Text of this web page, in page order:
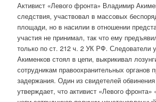
Активист «Левого фронта» Владимир
следствия, участвовал в массовых
площади, но в насилии в отношении
участия не принимал, так что ему
только по ст. 212 ч. 2 УК РФ. Следователи
Акименков стоял в цепи, выкрикивал
сотрудникам правоохранительных органов
задержания. Один из свидетелей
утверждает, что активист «Левого фронта»